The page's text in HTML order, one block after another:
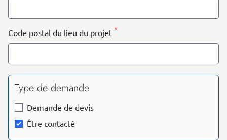
Code postal du lieu du projet *
Type de demande
Demande de devis
Être contacté